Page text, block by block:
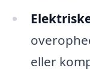
eller